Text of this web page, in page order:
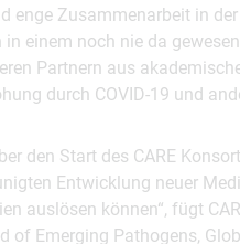
enge Zusammenarbeit in
in einem noch nie da
Partnern aus
durch COVID-19 und
den Start des CARE
Entwicklung neuer
auslösen können“, fügt
of Emerging Pathogens,